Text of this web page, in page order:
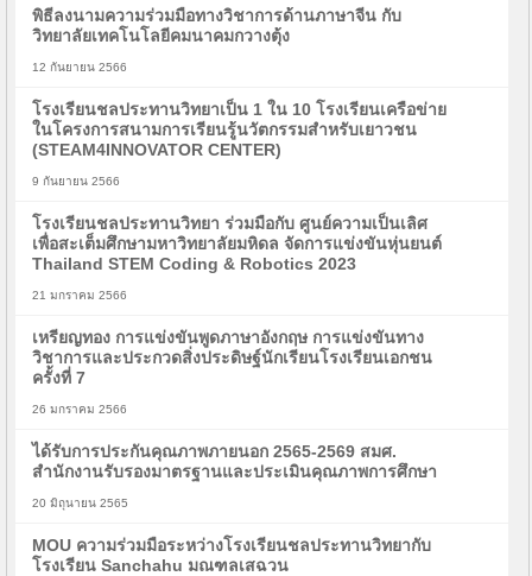
พิธีลงนามความร่วมมือทางวิชาการด้านภาษาจีน กับ
วิทยาลัยเทคโนโลยีคมนาคมกวางตุ้ง
12 กันยายน 2566
โรงเรียนชลประทานวิทยาเป็น 1 ใน 10 โรงเรียนเครือข่าย
ในโครงการสนามการเรียนรู้นวัตกรรมสำหรับเยาวชน
(STEAM4INNOVATOR CENTER)
9 กันยายน 2566
โรงเรียนชลประทานวิทยา ร่วมมือกับ ศูนย์ความเป็นเลิศ
เพื่อสะเต็มศึกษามหาวิทยาลัยมหิดล จัดการแข่งขันหุ่นยนต์
Thailand STEM Coding & Robotics 2023
21 มกราคม 2566
เหรียญทอง การแข่งขันพูดภาษาอังกฤษ การแข่งขันทาง
วิชาการและประกวดสิ่งประดิษฐ์นักเรียนโรงเรียนเอกชน
ครั้งที่ 7
26 มกราคม 2566
ได้รับการประกันคุณภาพภายนอก 2565-2569 สมศ.
สำนักงานรับรองมาตรฐานและประเมินคุณภาพการศึกษา
20 มิถุนายน 2565
MOU ความร่วมมือระหว่างโรงเรียนชลประทานวิทยากับ
โรงเรียน Sanchahu มณฑลเสฉวน